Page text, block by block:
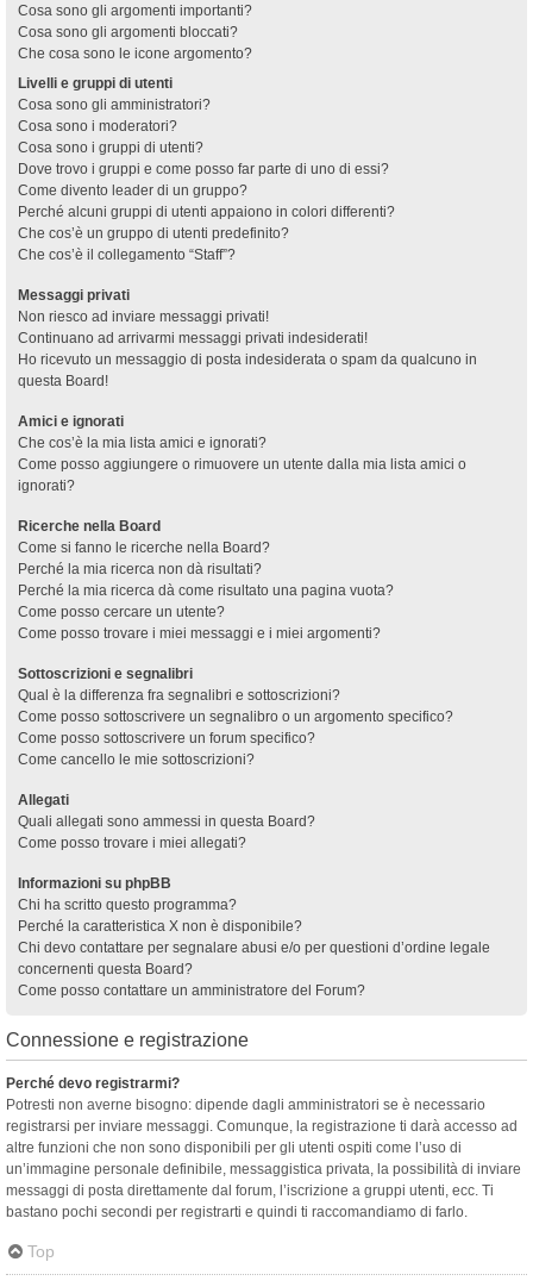
Cosa sono gli argomenti importanti?
Cosa sono gli argomenti bloccati?
Che cosa sono le icone argomento?
Livelli e gruppi di utenti
Cosa sono gli amministratori?
Cosa sono i moderatori?
Cosa sono i gruppi di utenti?
Dove trovo i gruppi e come posso far parte di uno di essi?
Come divento leader di un gruppo?
Perché alcuni gruppi di utenti appaiono in colori differenti?
Che cos’è un gruppo di utenti predefinito?
Che cos’è il collegamento “Staff”?
Messaggi privati
Non riesco ad inviare messaggi privati!
Continuano ad arrivarmi messaggi privati indesiderati!
Ho ricevuto un messaggio di posta indesiderata o spam da qualcuno in
questa Board!
Amici e ignorati
Che cos’è la mia lista amici e ignorati?
Come posso aggiungere o rimuovere un utente dalla mia lista amici o
ignorati?
Ricerche nella Board
Come si fanno le ricerche nella Board?
Perché la mia ricerca non dà risultati?
Perché la mia ricerca dà come risultato una pagina vuota?
Come posso cercare un utente?
Come posso trovare i miei messaggi e i miei argomenti?
Sottoscrizioni e segnalibri
Qual è la differenza fra segnalibri e sottoscrizioni?
Come posso sottoscrivere un segnalibro o un argomento specifico?
Come posso sottoscrivere un forum specifico?
Come cancello le mie sottoscrizioni?
Allegati
Quali allegati sono ammessi in questa Board?
Come posso trovare i miei allegati?
Informazioni su phpBB
Chi ha scritto questo programma?
Perché la caratteristica X non è disponibile?
Chi devo contattare per segnalare abusi e/o per questioni d’ordine legale
concernenti questa Board?
Come posso contattare un amministratore del Forum?
Connessione e registrazione
Perché devo registrarmi?
Potresti non averne bisogno: dipende dagli amministratori se è necessario
registrarsi per inviare messaggi. Comunque, la registrazione ti darà accesso ad
altre funzioni che non sono disponibili per gli utenti ospiti come l’uso di
un’immagine personale definibile, messaggistica privata, la possibilità di inviare
messaggi di posta direttamente dal forum, l’iscrizione a gruppi utenti, ecc. Ti
bastano pochi secondi per registrarti e quindi ti raccomandiamo di farlo.
Top